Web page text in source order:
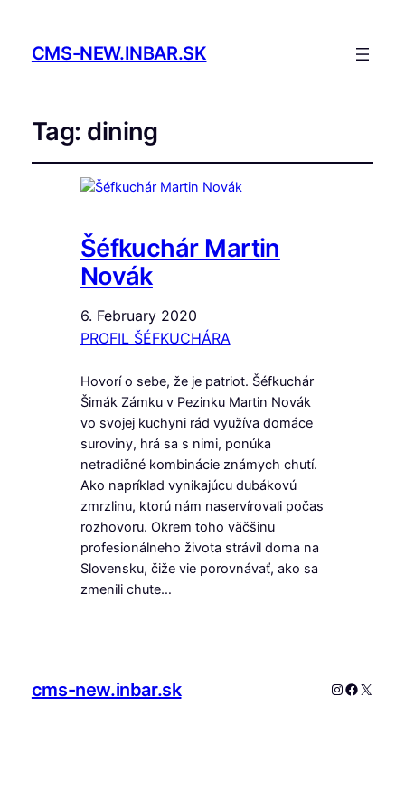
CMS-NEW.INBAR.SK
Tag: dining
Šéfkuchár Martin
Novák
6. February 2020
PROFIL ŠÉFKUCHÁRA
Hovorí o sebe, že je patriot. Šéfkuchár
Šimák Zámku v Pezinku Martin Novák
vo svojej kuchyni rád využíva domáce
suroviny, hrá sa s nimi, ponúka
netradičné kombinácie známych chutí.
Ako napríklad vynikajúcu dubákovú
zmrzlinu, ktorú nám naservírovali počas
rozhovoru. Okrem toho väčšinu
profesionálneho života strávil doma na
Slovensku, čiže vie porovnávať, ako sa
zmenili chute…
cms-new.inbar.sk Instagram
X